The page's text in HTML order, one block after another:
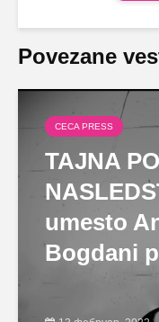
Povezane
CECA PRESS
TAJNA
umesto
Bogdani